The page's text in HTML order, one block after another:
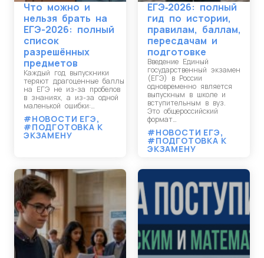
Что можно и
нельзя брать на
ЕГЭ-2026: полный
список
разрешённых
предметов
Каждый год выпускники
теряют драгоценные баллы
на ЕГЭ не из-за пробелов
в знаниях, а из-за одной
маленькой ошибки:…
#НОВОСТИ ЕГЭ,
#ПОДГОТОВКА К
ЭКЗАМЕНУ
ЕГЭ‑2026: полный
гид по истории,
правилам, баллам,
пересдачам и
подготовке
Введение Единый
государственный экзамен
(ЕГЭ) в России
одновременно является
выпускным в школе и
вступительным в вуз.
Это общероссийский
формат…
#НОВОСТИ ЕГЭ,
#ПОДГОТОВКА К
ЭКЗАМЕНУ